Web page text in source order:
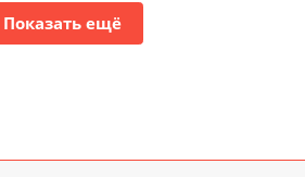
Показать ещё